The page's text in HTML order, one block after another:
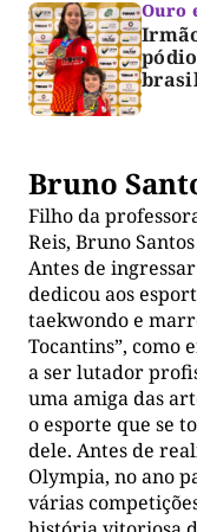
Ouro
Bruno
Filho da
Reis, Bruno
Antes de
dedicou aos
taekwondo e
Tocantins”, como
a ser lutador
uma amiga das
o esporte que se
dele. Antes de
Olympia, no ano
várias